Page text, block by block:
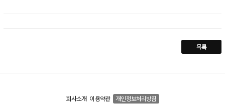
목록
회사소개 이용약관 개인정보처리방침